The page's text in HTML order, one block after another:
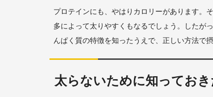
プロテインにも、やはりカロリーがあります。
多によって太りやすくもなるでしょう。したが
んぱく質の特徴を知ったうえで、正しい方法で
太らないために知ってお